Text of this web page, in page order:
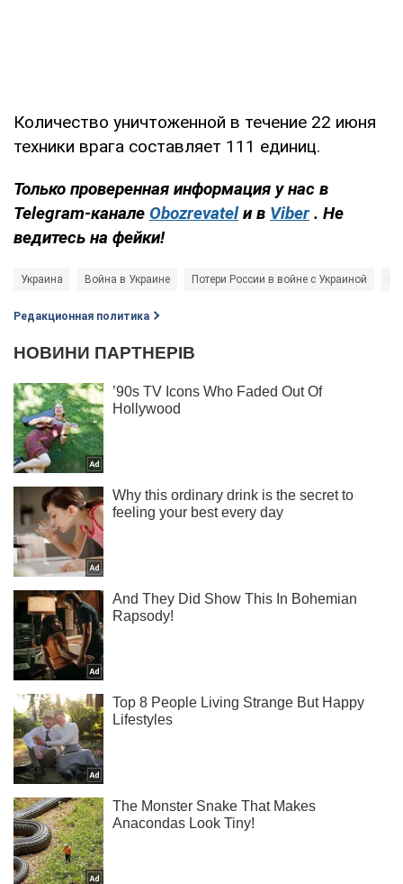
Количество уничтоженной в течение 22 июня
техники врага составляет 111 единиц.
Только проверенная информация у нас в
Telegram-канале Obozrevatel и в Viber . Не
ведитесь на фейки!
Украина Война в Украине Потери России в войне с Украиной
Редакционная политика